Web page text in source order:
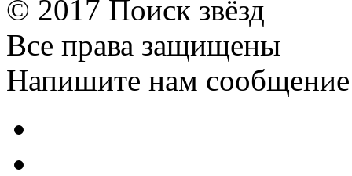
© 2017 Поиск звёзд
Все права защищены
Напишите нам сообщение